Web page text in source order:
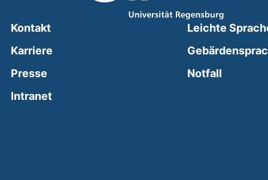
Kontakt
Karriere
Presse
Intranet(external link, opens in a new window)
Leichte
Notfall